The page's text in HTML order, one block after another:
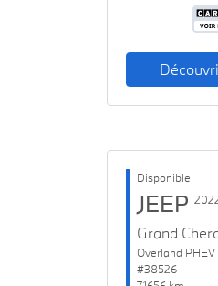
Disponible
JEEP
Grand
Overland
#38526